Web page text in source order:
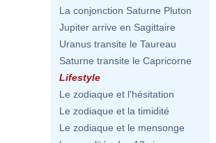
La conjonction Saturne Pluton
Jupiter arrive en Sagittaire
Uranus transite le Taureau
Saturne transite le Capricorne
Lifestyle
Le zodiaque et l'hésitation
Le zodiaque et la timidité
Le zodiaque et le mensonge